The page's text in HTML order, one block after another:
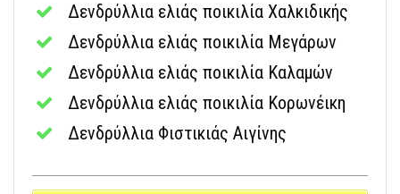
Δενδρύλλια ελιάς ποικιλία Χαλκιδικής
Δενδρύλλια ελιάς ποικιλία Μεγάρων
Δενδρύλλια ελιάς ποικιλία Καλαμών
Δενδρύλλια ελιάς ποικιλία Κορωνέικη
Δενδρύλλια Φιστικιάς Αιγίνης